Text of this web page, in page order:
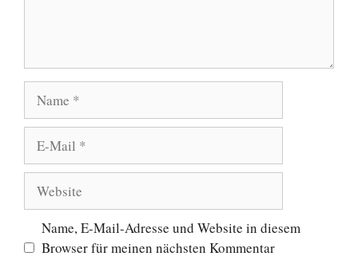
Mail
Name, E-Mail-Adresse und Website in diesem
Browser für meinen nächsten Kommentar